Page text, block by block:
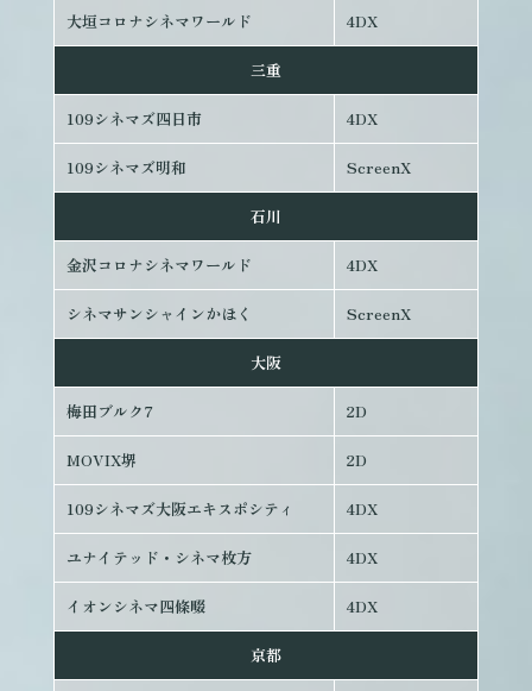
大垣コロナシネマワールド 4DX
三重
109シネマズ四日市 4DX
109シネマズ明和 ScreenX
石川
金沢コロナシネマワールド 4DX
シネマサンシャインかほく ScreenX
大阪
梅田ブルク7 2D
MOVIX堺 2D
109シネマズ大阪エキスポシティ 4DX
ユナイテッド・シネマ枚方 4DX
イオンシネマ四條畷 4DX
京都